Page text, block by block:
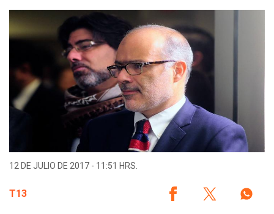
12 DE JULIO DE 2017 - 11:51 HRS.
T13